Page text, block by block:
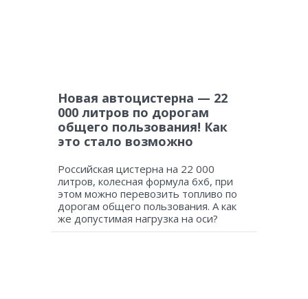
Новая автоцистерна — 22
000 литров по дорогам
общего пользования! Как
это стало возможно
Российская цистерна на 22 000
литров, колесная формула 6х6, при
этом можно перевозить топливо по
дорогам общего пользования. А как
же допустимая нагрузка на оси?